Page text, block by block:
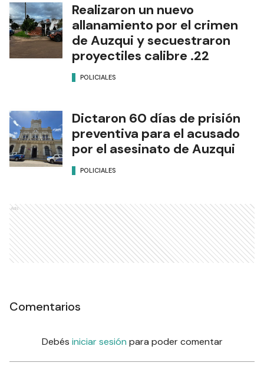
Realizaron un nuevo
allanamiento por el crimen
de Auzqui y secuestraron
proyectiles calibre .22
POLICIALES
Dictaron 60 días de prisión
preventiva para el acusado
por el asesinato de Auzqui
POLICIALES
Ads
Comentarios
Debés iniciar sesión para poder comentar